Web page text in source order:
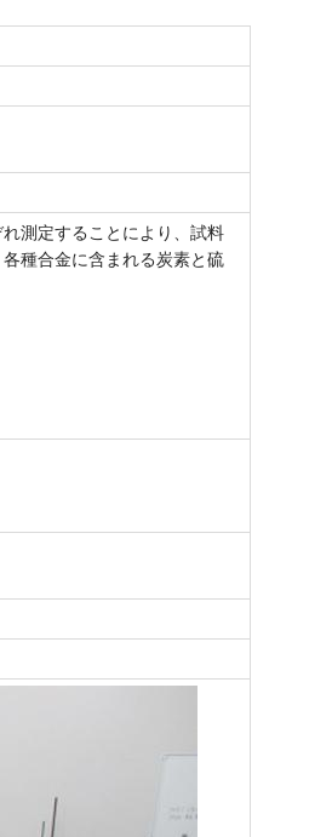
測定することにより、試料
種合金に含まれる炭素と硫